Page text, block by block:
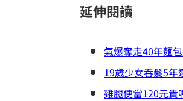
延伸閱讀
氣爆奪走40年麵
19歲少女吞髮5
雞腿便當120元